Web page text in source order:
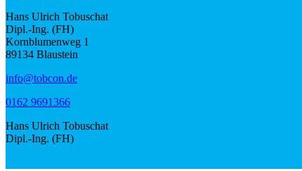
Hans Ulrich Tobuschat
Dipl.-Ing. (FH)
Kornblumenweg 1
89134 Blaustein
info@tobcon.de
0162 9691366
Hans Ulrich Tobuschat
Dipl.-Ing. (FH)